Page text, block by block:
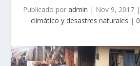
Publicado por admin | Nov 9, 2017|
climático y desastres naturales | 0